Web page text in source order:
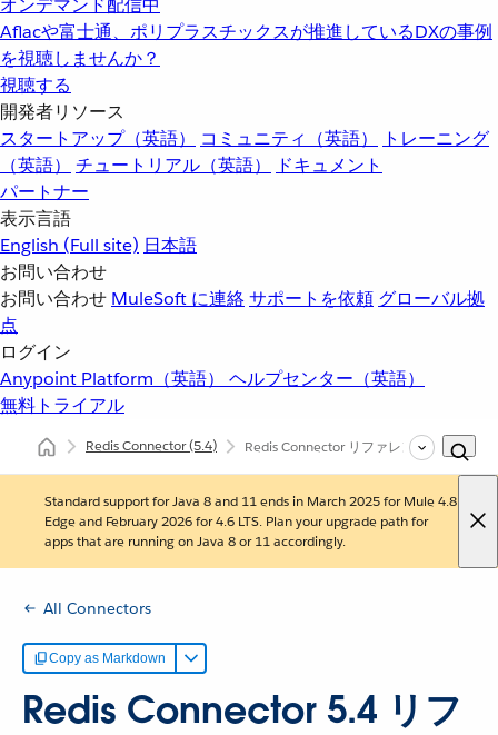
オンデマンド配信中
Aflacや富士通、ポリプラスチックスが推進しているDXの事例
を視聴しませんか？
視聴する
開発者リソース
スタートアップ（英語）
コミュニティ（英語）
トレーニング
（英語）
チュートリアル（英語）
ドキュメント
パートナー
表示言語
English (Full site) 日本語
お問い合わせ
お問い合わせ MuleSoft に連絡サポートを依頼 グローバル拠
点
ログイン
Anypoint Platform（英語） ヘルプセンター（英語）
無料トライアル
Redis Connector(5.4) Redis Connector リファレンス
Standard support for Java 8 and 11 ends in March 2025 for Mule 4.8
Edge and February 2026 for 4.6 LTS. Plan your upgrade path for
apps that are running on Java 8 or 11 accordingly.
All Connectors
Copy as Markdown
Redis Connector 5.4 リフ